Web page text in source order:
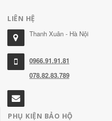
LIÊN HỆ
Thanh Xuân - Hà Nội
0966.91.91.81
078.82.83.789
PHỤ KIỆN BẢO HỘ